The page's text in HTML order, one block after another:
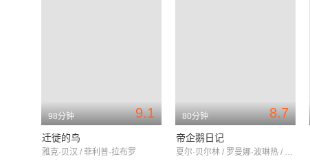
9.1
98分钟
迁徙的鸟
雅克·贝汉 / 菲利普·拉布罗
8.7
80分钟
帝企鹅日记
夏尔·贝尔林 / 罗曼娜·波琳热 / 儒勒·斯楚克